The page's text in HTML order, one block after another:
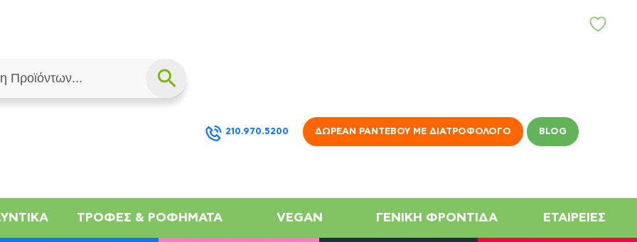
210.970.5200 ΔΩΡΕΆΝ ΡΑΝΤΕΒΟΎ ΜΕ ΔΙΑΤΡΟΦΟΛΌΓΟ BLOG
Α
ΤΡΟΦΈΣ & ΡΟΦΉΜΑΤΑ VEGAN ΓΕΝΙΚΉ ΦΡΟΝΤΊΔΑ ΕΤΑΙΡΕΊΕΣ